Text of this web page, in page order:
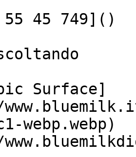
55 45 749]()